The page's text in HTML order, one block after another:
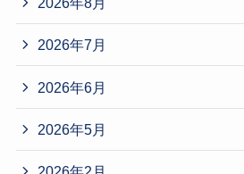
2026年7月
2026年6月
2026年5月